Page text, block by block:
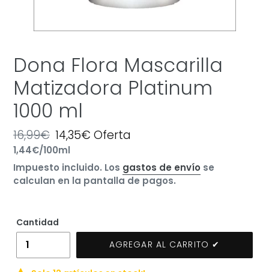
Dona Flora Mascarilla
Matizadora Platinum
1000 ml
Precio
habitual
16,99€ Precio
de
oferta
14,35€Oferta
Precio
unitario
1,44€/por
100ml
Impuesto incluido. Los gastos de envío se
calculan en la pantalla de pagos.
Cantidad
AGREGAR AL CARRITO ✔